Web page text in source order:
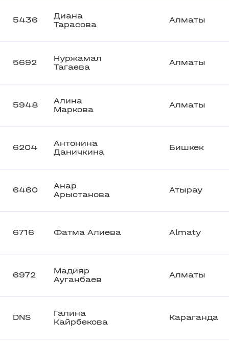
5436
Диана
Тарасова
Алматы
5692
Нуржамал
Тагаева
Алматы
5948
Алина
Маркова
Алматы
6204
Антонина
Даничкина
Бишкек
6460
Анар
Арыстанова
Атырау
6716 Фатма Алиева Almaty
6972
Мадияр
Ауганбаев
Алматы
DNS
Галина
Кайрбекова
Караганда